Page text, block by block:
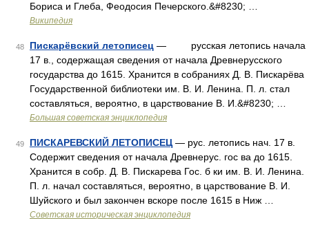
Бориса и Глеба, Феодосия Печерского.&#8230; …
Википедия
48 Пискарёвский летописец — русская летопись начала
17 в., содержащая сведения от начала Древнерусского
государства до 1615. Хранится в собраниях Д. В. Пискарёва
Государственной библиотеки им. В. И. Ленина. П. л. стал
составляться, вероятно, в царствование В. И.&#8230; …
Большая советская энциклопедия
49 ПИСКАРЕВСКИЙ ЛЕТОПИСЕЦ — рус. летопись нач. 17 в.
Содержит сведения от начала Древнерус. гос ва до 1615.
Хранится в собр. Д. В. Пискарева Гос. б ки им. В. И. Ленина.
П. л. начал составляться, вероятно, в царствование В. И.
Шуйского и был закончен вскоре после 1615 в Ниж …
Советская историческая энциклопедия